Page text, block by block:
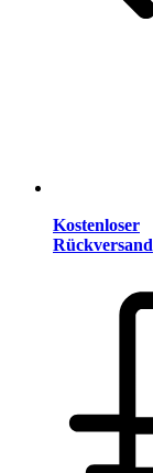
Kostenloser
Rückversand